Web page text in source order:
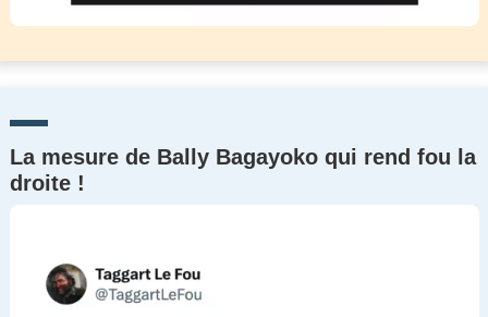
La mesure de Bally Bagayoko qui rend fou la
droite !